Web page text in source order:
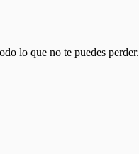
lo que no te puedes perder.